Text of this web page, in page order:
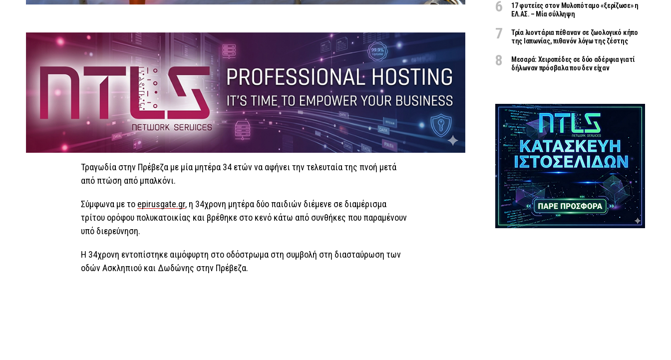
Τραγωδία στην Πρέβεζα με μία μητέρα 34 ετών να αφήνει την τελευταία της πνοή μετά
από πτώση από μπαλκόνι.
Σύμφωνα με το epirusgate.gr, η 34χρονη μητέρα δύο παιδιών διέμενε σε διαμέρισμα
τρίτου ορόφου πολυκατοικίας και βρέθηκε στο κενό κάτω από συνθήκες που παραμένουν
υπό διερεύνηση.
Η 34χρονη εντοπίστηκε αιμόφυρτη στο οδόστρωμα στη συμβολή στη διασταύρωση των
οδών Ασκληπιού και Δωδώνης στην Πρέβεζα.
17 φυτείες στον Μυλοπόταμο «ξερίζωσε» η
ΕΛ.ΑΣ. – Μία σύλληψη
Τρία λιοντάρια πέθαναν σε ζωολογικό κήπο
της Ιαπωνίας, πιθανόν λόγω της ζέστης
Μεσαρά: Χειροπέδες σε δύο αδέρφια γιατί
δήλωναν πρόσβαλα που δεν είχαν